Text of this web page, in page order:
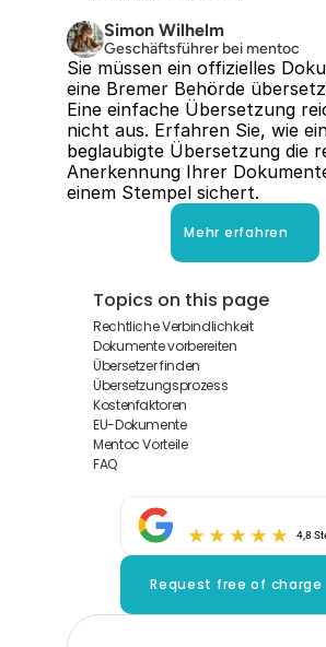
Simon Wilhelm
Geschäftsführer bei mentoc
Sie müssen ein offizielles
eine Bremer Behörde
Eine einfache Übersetzung
nicht aus. Erfahren Sie, wie
beglaubigte Übersetzung die
Anerkennung Ihrer
einem Stempel sichert.
Mehr erfahren
Topics on this page
Rechtliche Verbindlichkeit
Dokumente vorbereiten
Übersetzer finden
Übersetzungsprozess
Kostenfaktoren
EU-Dokumente
Mentoc Vorteile
FAQ
4,8
Request free of charge